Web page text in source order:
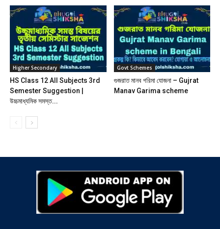
Higher Secondary
HS Class 12 All Subjects 3rd
Semester Suggestion |
উচ্চমাধ্যমিক সমস্ত...
Govt Schemes
গুজরাত মানব গরিমা যোজনা – Gujrat
Manav Garima scheme